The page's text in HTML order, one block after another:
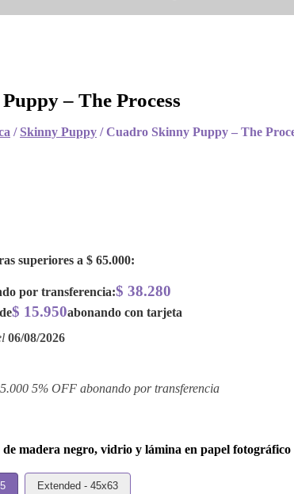
– The Process
/ Skinny Puppy / Cuadro Skinny Puppy – The
superiores a $ 65.000:
por transferencia:$ 38.280
de$ 15.950abonando con tarjeta
06/08/2026
5% OFF abonando por transferencia
madera negro, vidrio y lámina en papel
Extended - 45x63